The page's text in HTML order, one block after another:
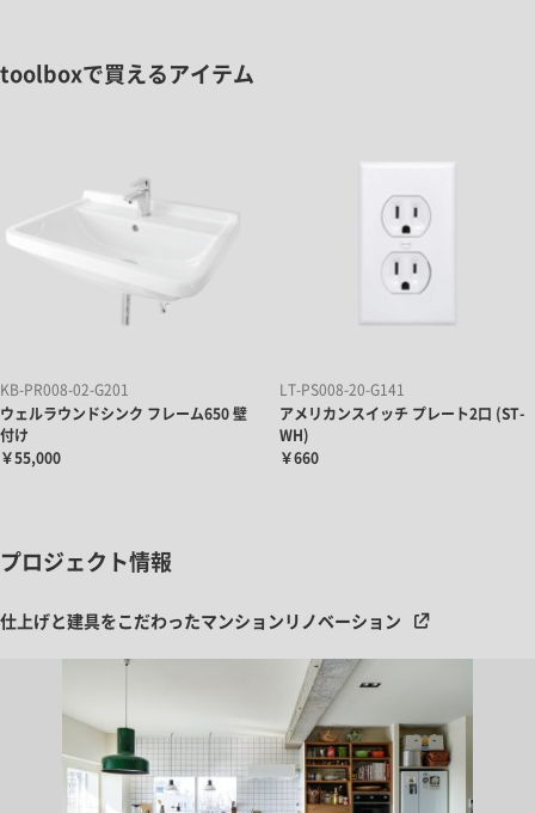
toolboxで買えるアイテム
KB-PR008-02-G201
ウェルラウンドシンク フレーム650 壁
付け
￥55,000
LT-PS008-20-G141
アメリカンスイッチ プレート2口 (ST-
WH)
￥660
プロジェクト情報
仕上げと建具をこだわったマンションリノベーション